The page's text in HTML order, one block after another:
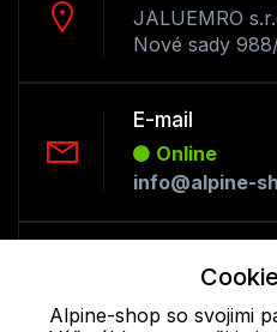
JALUEMRO
Nové sady
E-mail
Online
info@alpine-
Offline
+421 277 270
Alpine-shop so svojimi